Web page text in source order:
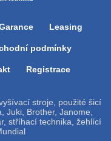
Leasing
podmínky
Registrace
stroje, použité šicí
Juki, Brother, Janome,
stříhací technika, žehlící